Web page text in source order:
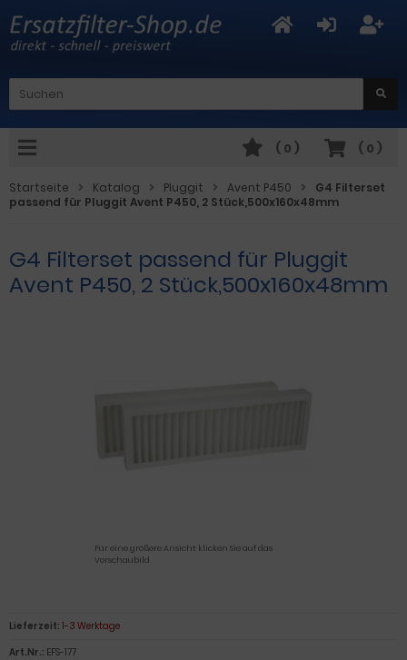
( 0 )
( 0 )
Startseite Katalog Pluggit Avent P450
G4 Filterset
passend für Pluggit Avent P450, 2 Stück,500x160x48mm
G4 Filterset passend für Pluggit
Avent P450, 2 Stück,500x160x48mm
Für eine größere Ansicht klicken Sie auf das
Vorschaubild
Lieferzeit: 1-3 Werktage
Art.Nr.: EFS-177